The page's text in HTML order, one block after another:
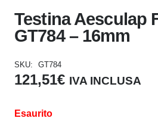
Testina Aesculap
GT784 – 16mm
SKU: GT784
121,51€ IVA INCLUSA
Esaurito